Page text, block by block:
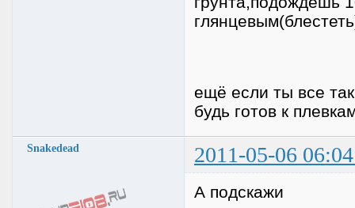
ещё если ты все
будь готов к
Snakedead 2011-05-06
А подскажи